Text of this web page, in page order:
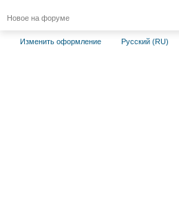
Новое на форуме
Изменить оформление Русский (RU)